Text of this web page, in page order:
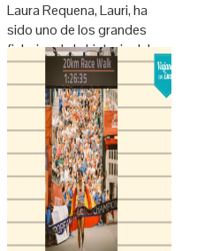
Laura Requena, Lauri, ha
sido uno de los grandes
fichajes de la historia del
Granada CF., y tengo que
decir con orgullo, que me
siento especialmente feliz
de haber sido yo quien la
trajera a Granada. Esta
albaceteña, desde los 12
años militó